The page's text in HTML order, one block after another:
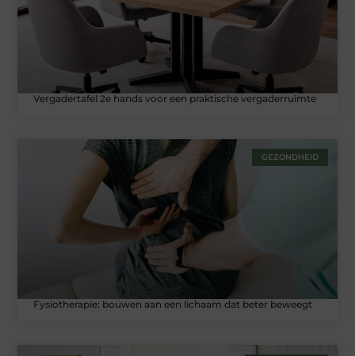
Vergadertafel 2e hands voor een praktische vergaderruimte
GEZONDHEID
Fysiotherapie: bouwen aan een lichaam dat beter beweegt